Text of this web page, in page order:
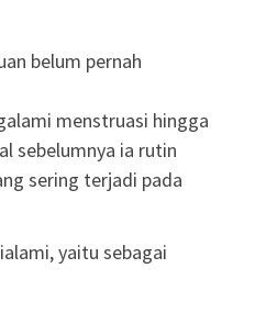
belum pernah
menstruasi hingga
sebelumnya ia rutin
sering terjadi pada
yaitu sebagai